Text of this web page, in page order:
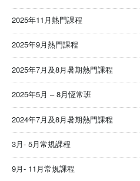
2025年11月熱門課程
2025年9月熱門課程
2025年7月及8月暑期熱門課程
2025年5月 – 8月恆常班
2024年7月及8月暑期熱門課程
3月- 5月常規課程
9月- 11月常規課程